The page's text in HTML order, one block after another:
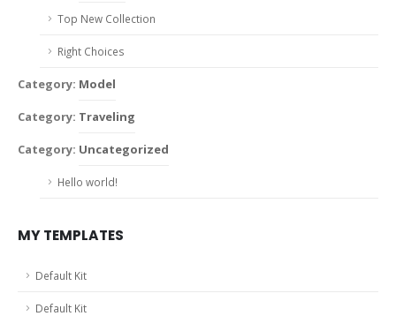
Top New Collection
Right Choices
Category: Model
Category: Traveling
Category: Uncategorized
Hello world!
MY TEMPLATES
Default Kit
Default Kit